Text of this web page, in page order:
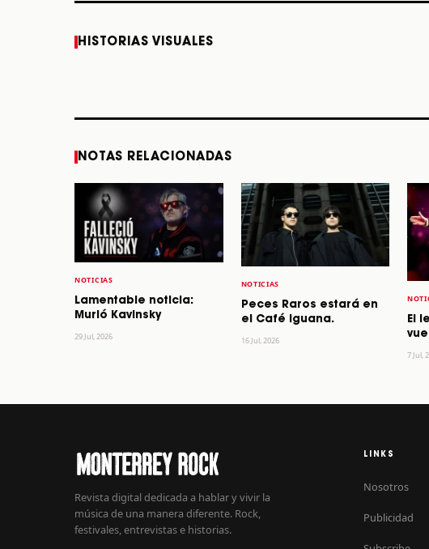
HISTORIAS VISUALES
Monterrey el próximo
NOTAS RELACIONADAS
NOTICIAS
Lamentable noticia:
Murió Kavinsky
29 Jul, 2026
NOTICIAS
Peces Raros estará en
el Café Iguana.
16 Jul, 2026
El
7 Jul,
Revista digital dedicada a hablar y vivir la
música de una manera diferente. Rock,
festivales, entrevistas e historias.
LINKS
Nosotros
Publicidad